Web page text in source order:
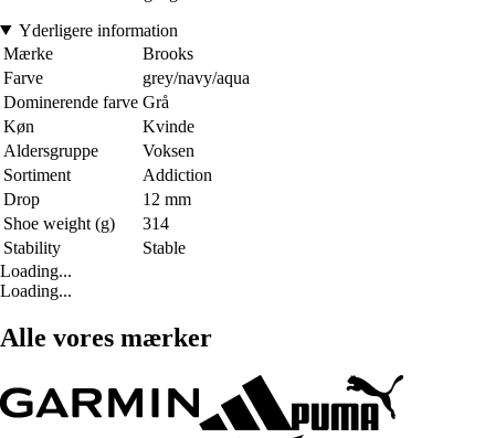
Yderligere information
Mærke
Brooks
Farve
grey/navy/aqua
Dominerende farve Grå
Køn
Kvinde
Aldersgruppe
Voksen
Sortiment
Addiction
Drop
12 mm
Shoe weight (g)
314
Stability
Stable
Loading...
Loading...
Alle vores mærker